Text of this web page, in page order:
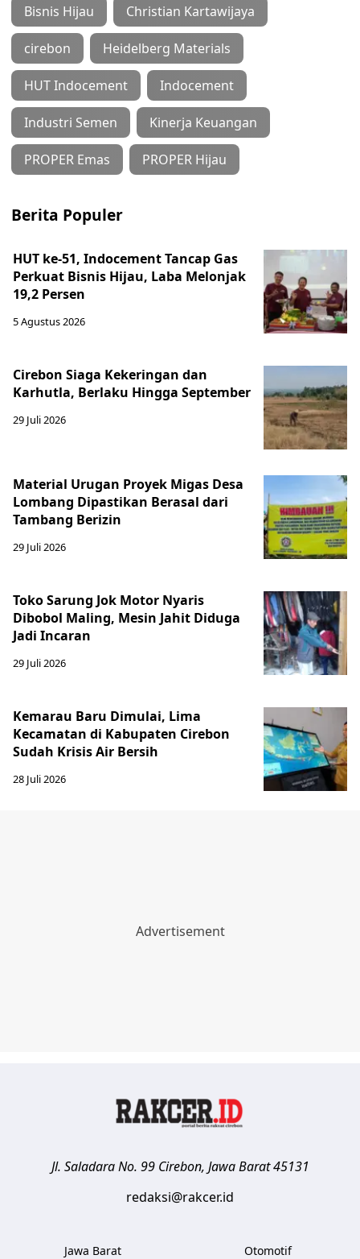
Bisnis Hijau Christian Kartawijaya
cirebon Heidelberg Materials
HUT Indocement Indocement
Industri Semen Kinerja Keuangan
PROPER Emas PROPER Hijau
Berita Populer
HUT ke-51, Indocement Tancap Gas
Perkuat Bisnis Hijau, Laba Melonjak
19,2 Persen
5 Agustus 2026
Cirebon Siaga Kekeringan dan
Karhutla, Berlaku Hingga September
29 Juli 2026
Material Urugan Proyek Migas Desa
Lombang Dipastikan Berasal dari
Tambang Berizin
29 Juli 2026
Toko Sarung Jok Motor Nyaris
Dibobol Maling, Mesin Jahit Diduga
Jadi Incaran
29 Juli 2026
Kemarau Baru Dimulai, Lima
Kecamatan di Kabupaten Cirebon
Sudah Krisis Air Bersih
28 Juli 2026
Jl. Saladara No. 99 Cirebon, Jawa Barat 45131
redaksi@rakcer.id
Jawa Barat Otomotif